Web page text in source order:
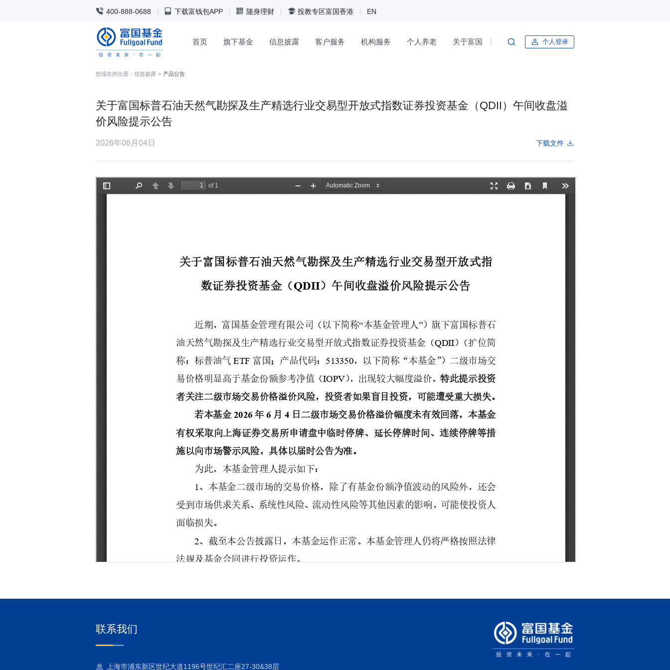
400-888-0688 下载富钱包APP 随身理财 投教专区富国香港 EN
个人登录
首页 旗下基金 信息披露 客户服务 机构服务 个人养老 关于富国
您现在的位置： 信息披露 > 产品公告
关于富国标普石油天然气勘探及生产精选行业交易型开放式指数证券投资基金（QDII）午间收盘溢
价风险提示公告
2026年06月04日 下载文件
联系我们
上海市浦东新区世纪大道1196号世纪汇二座27-30&38层